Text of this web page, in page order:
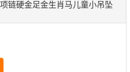
链硬金足金生肖马儿童小吊坠